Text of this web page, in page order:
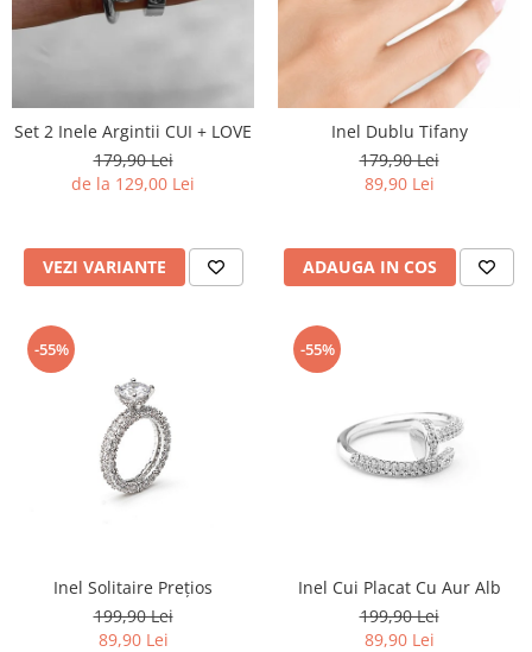
Set 2 Inele Argintii CUI + LOVE
179,90 Lei
de la 129,00 Lei
VEZI VARIANTE
Inel Dublu Tifany
179,90 Lei
89,90 Lei
ADAUGA IN COS
-55%
Inel Solitaire Prețios
199,90 Lei
89,90 Lei
-55%
Inel Cui Placat Cu Aur Alb
199,90 Lei
89,90 Lei